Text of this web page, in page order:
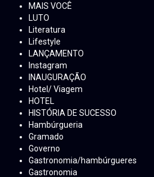
MAIS VOCÊ
LUTO
Literatura
Lifestyle
LANÇAMENTO
Instagram
INAUGURAÇÃO
Hotel/ Viagem
HOTEL
HISTÓRIA DE SUCESSO
Hambúrgueria
Gramado
Governo
Gastronomia/hambúrgueres
Gastronomia